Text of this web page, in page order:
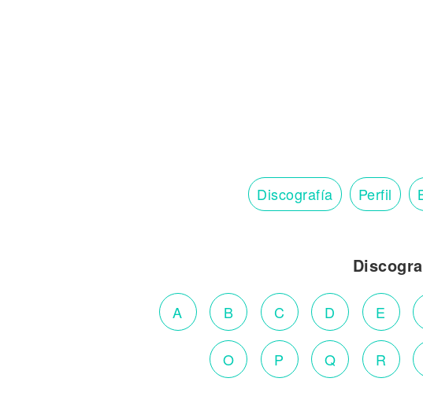
Discografía Perfil
A B C D E
O P Q R